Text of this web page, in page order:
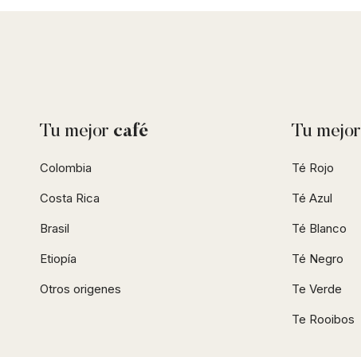
Tu mejor café
Colombia
Costa Rica
Brasil
Etiopía
Otros origenes
Tu mejor
Té Rojo
Té Azul
Té Blanco
Té Negro
Te Verde
Te Rooibos